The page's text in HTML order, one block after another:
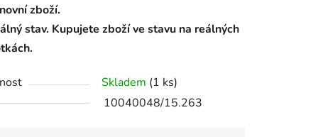
zboží.
stav. Kupujete zboží ve stavu na reálných
Skladem (1 ks)
10040048/15.263